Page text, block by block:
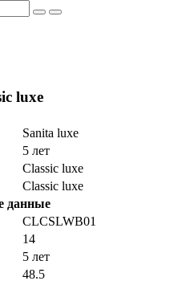
luxe
Sanita luxe
5 лет
Classic luxe
Classic luxe
данные
CLCSLWB01
14
5 лет
48.5